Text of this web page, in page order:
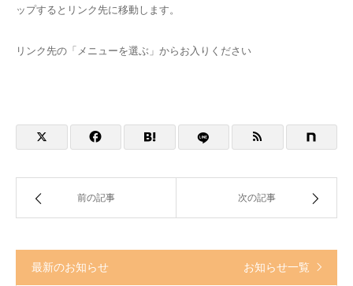
ップするとリンク先に移動します。
リンク先の「メニューを選ぶ」からお入りください
前の記事 次の記事
最新のお知らせ お知らせ一覧